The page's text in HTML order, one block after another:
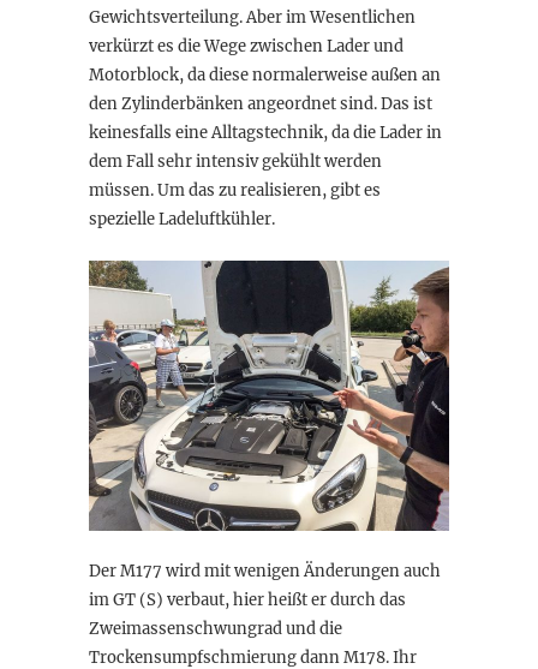
Gewichtsverteilung. Aber im Wesentlichen
verkürzt es die Wege zwischen Lader und
Motorblock, da diese normalerweise außen an
den Zylinderbänken angeordnet sind. Das ist
keinesfalls eine Alltagstechnik, da die Lader in
dem Fall sehr intensiv gekühlt werden
müssen. Um das zu realisieren, gibt es
spezielle Ladeluftkühler.
Der M177 wird mit wenigen Änderungen auch
im GT (S) verbaut, hier heißt er durch das
Zweimassenschwungrad und die
Trockensumpfschmierung dann M178. Ihr